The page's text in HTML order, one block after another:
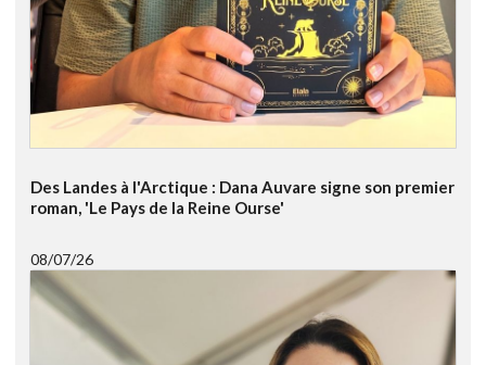
Des Landes à l'Arctique : Dana Auvare signe son premier
roman, 'Le Pays de la Reine Ourse'
08/07/26